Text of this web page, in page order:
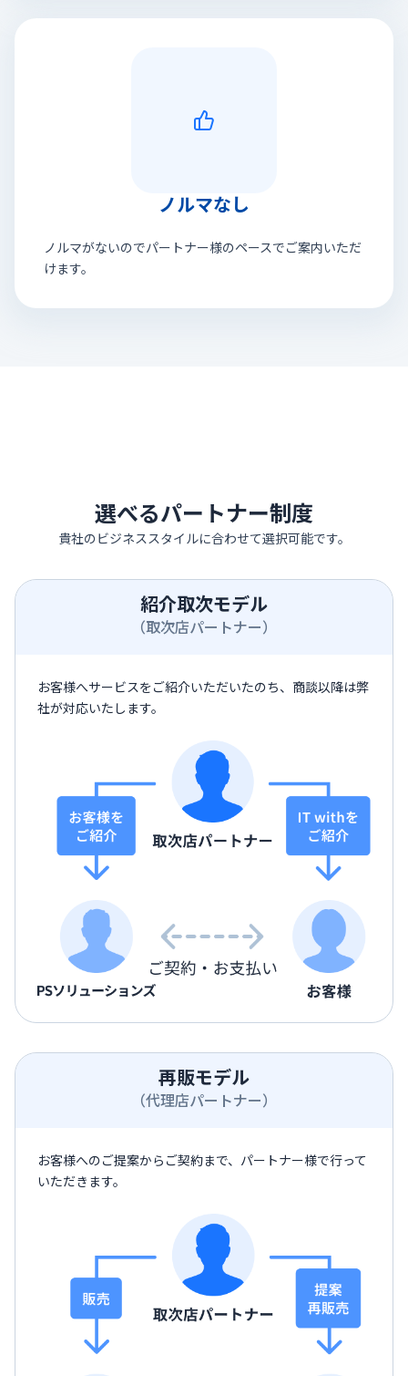
ノルマなし
ノルマがないのでパートナー様のペースでご案内いただ
けます。
選べるパートナー制度
貴社のビジネススタイルに合わせて選択可能です。
紹介取次モデル
（取次店パートナー）
お客様へサービスをご紹介いただいたのち、商談以降は弊
社が対応いたします。
再販モデル
（代理店パートナー）
お客様へのご提案からご契約まで、パートナー様で行って
いただきます。